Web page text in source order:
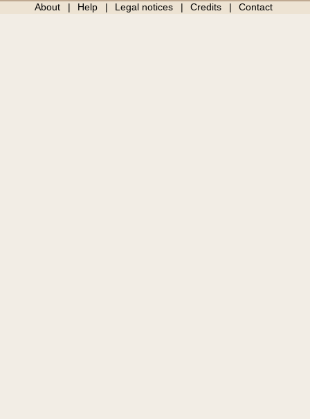
About Help Legal notices Credits Contact